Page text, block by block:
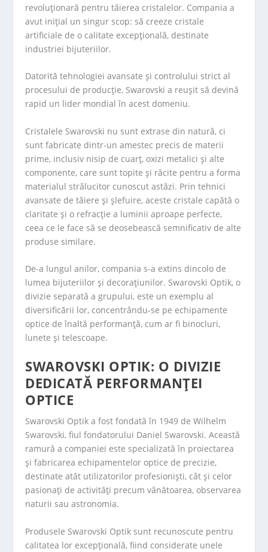
revoluționară pentru tăierea cristalelor. Compania a
avut inițial un singur scop: să creeze cristale
artificiale de o calitate excepțională, destinate
industriei bijuteriilor.
Datorită tehnologiei avansate și controlului strict al
procesului de producție, Swarovski a reușit să devină
rapid un lider mondial în acest domeniu.
Cristalele Swarovski nu sunt extrase din natură, ci
sunt fabricate dintr-un amestec precis de materii
prime, inclusiv nisip de cuarț, oxizi metalici și alte
componente, care sunt topite și răcite pentru a forma
materialul strălucitor cunoscut astăzi. Prin tehnici
avansate de tăiere și șlefuire, aceste cristale capătă o
claritate și o refracție a luminii aproape perfecte,
ceea ce le face să se deosebească semnificativ de alte
produse similare.
De-a lungul anilor, compania s-a extins dincolo de
lumea bijuteriilor și decorațiunilor. Swarovski Optik, o
divizie separată a grupului, este un exemplu al
diversificării lor, concentrându-se pe echipamente
optice de înaltă performanță, cum ar fi binocluri,
lunete și telescoape.
SWAROVSKI OPTIK: O DIVIZIE
DEDICATĂ PERFORMANȚEI
OPTICE
Swarovski Optik a fost fondată în 1949 de Wilhelm
Swarovski, fiul fondatorului Daniel Swarovski. Această
ramură a companiei este specializată în proiectarea
și fabricarea echipamentelor optice de precizie,
destinate atât utilizatorilor profesioniști, cât și celor
pasionați de activități precum vânătoarea, observarea
naturii sau astronomia.
Produsele Swarovski Optik sunt recunoscute pentru
calitatea lor excepțională, fiind considerate unele